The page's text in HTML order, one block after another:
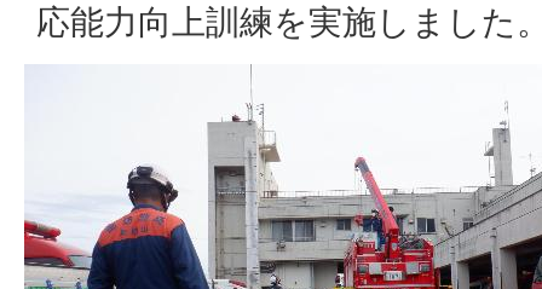
応能力向上訓練を実施しました